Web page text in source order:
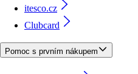
itesco.cz
Clubcard
Pomoc s prvním nákupem